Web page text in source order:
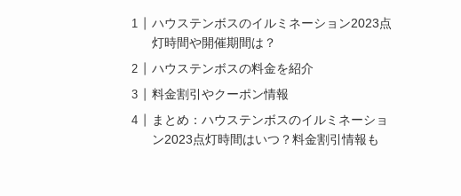
ハウステンボスのイルミネーション2023点
灯時間や開催期間は？
ハウステンボスの料金を紹介
料金割引やクーポン情報
まとめ：ハウステンボスのイルミネーショ
ン2023点灯時間はいつ？料金割引情報も